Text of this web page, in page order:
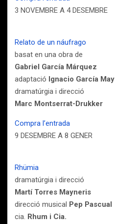
3 NOVEMBRE A 4 DESEMBRE
Relato de un náufrago
basat en una obra de
Gabriel García Márquez
adaptació Ignacio García May
dramatúrgia i direcció
Marc Montserrat-Drukker
Compra l’entrada
9 DESEMBRE A 8 GENER
Rhümia
dramatúrgia i direcció
Martí Torres Mayneris
direcció musical Pep Pascual
cia. Rhum i Cia.